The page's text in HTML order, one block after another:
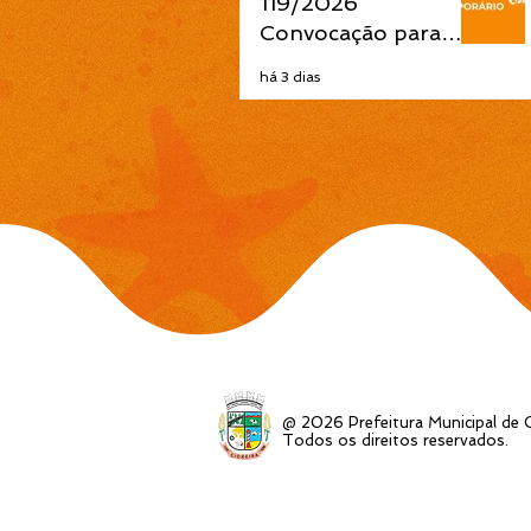
Prefeitura de
Cidreira
Convocação para
Fundamental 1ª a 4ª
Séries é publicada
pela Prefeitura de
Cidreira
há 3 dias
@ 2026 Prefeitura Municipal de
Todos os direitos reservados.